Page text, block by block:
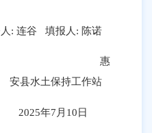
: 连谷 填报人 : 陈诺
惠
安县水土保持工作站
2025年7 月 10日